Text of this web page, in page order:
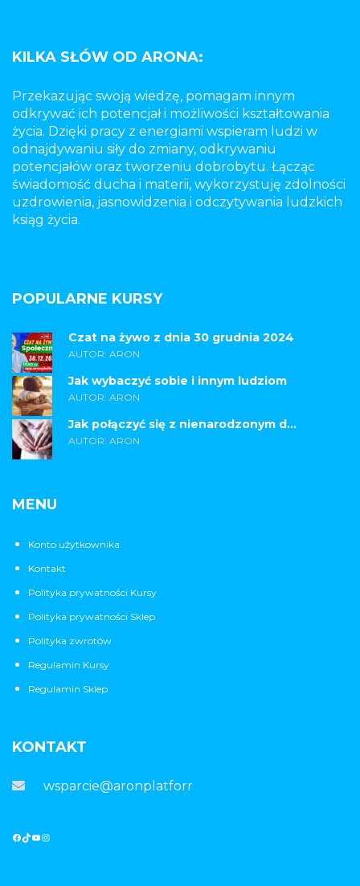
KILKA SŁÓW OD ARONA:
Przekazując swoją wiedzę, pomagam innym
odkrywać ich potencjał i możliwości kształtowania
życia. Dzięki pracy z energiami wspieram ludzi w
odnajdywaniu siły do zmiany, odkrywaniu
potencjałów oraz tworzeniu dobrobytu. Łącząc
świadomość ducha i materii, wykorzystuję zdolności
uzdrowienia, jasnowidzenia i odczytywania ludzkich
ksiąg życia.
POPULARNE KURSY
Czat na żywo z dnia 30 grudnia 2024
AUTOR: ARON
Jak wybaczyć sobie i innym ludziom
AUTOR: ARON
Jak połączyć się z nienarodzonym d...
AUTOR: ARON
MENU
Konto użytkownika
Kontakt
Polityka prywatności Kursy
Polityka prywatności Sklep
Polityka zwrotów
Regulamin Kursy
Regulamin Sklep
KONTAKT
wsparcie@aronplatforma.pl